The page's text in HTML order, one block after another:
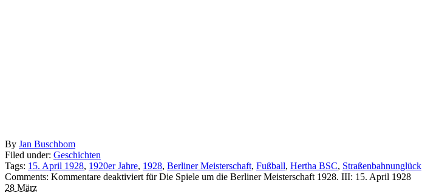
By Jan Buschbom
Filed under: Geschichten
Tags: 15. April 1928, 1920er Jahre, 1928, Berliner Meisterschaft, Fußball, Hertha BSC, Straßenbahnunglück
Comments: Kommentare deaktiviertfür Die Spiele um die Berliner Meisterschaft 1928. III: 15. April 1928
28 März